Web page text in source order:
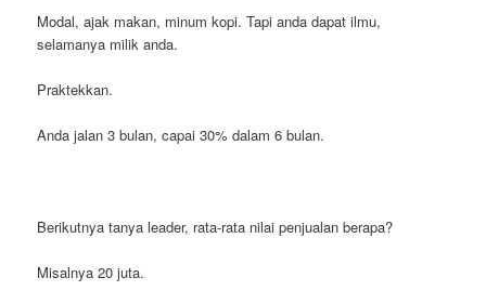
Modal, ajak makan, minum kopi. Tapi anda dapat ilmu,
selamanya milik anda.
Praktekkan.
Anda jalan 3 bulan, capai 30% dalam 6 bulan.
Berikutnya tanya leader, rata-rata nilai penjualan berapa?
Misalnya 20 juta.